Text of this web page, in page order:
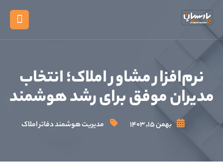
مقالات
X
مشاور املاک؛ انتخاب
موفق برای رشد هوشمند
مدیریت هوشمند دفاتر املاک